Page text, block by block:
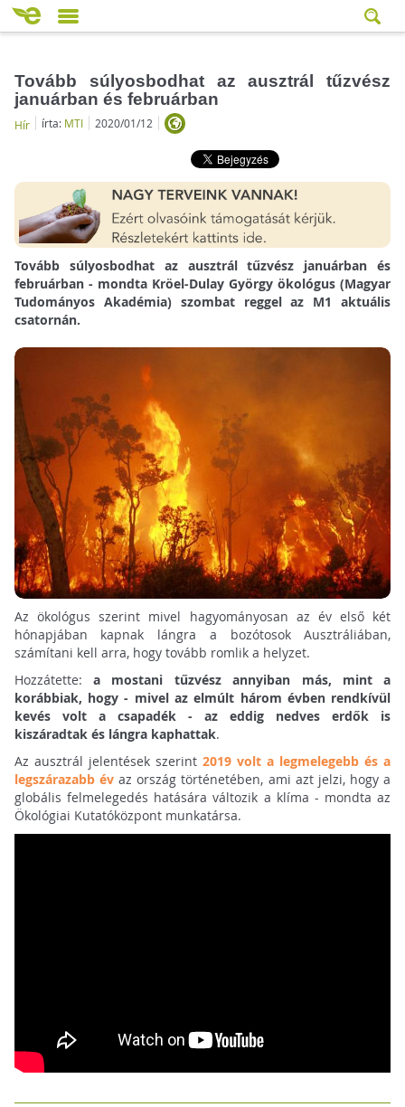
Tovább súlyosbodhat az ausztrál tűzvész
januárban és februárban
Hír írta: MTI 2020/01/12
Tovább súlyosbodhat az ausztrál tűzvész januárban és
februárban - mondta Kröel-Dulay György ökológus (Magyar
Tudományos Akadémia) szombat reggel az M1 aktuális
csatornán.
Az ökológus szerint mivel hagyományosan az év első két
hónapjában kapnak lángra a bozótosok Ausztráliában,
számítani kell arra, hogy tovább romlik a helyzet.
Hozzátette:a mostani tűzvész annyiban más, mint a
korábbiak, hogy - mivel az elmúlt három évben rendkívül
kevés volt a csapadék - az eddig nedves erdők is
kiszáradtak és lángra kaphattak.
Az ausztrál jelentések szerint 2019 volt a legmelegebb és a
legszárazabb évaz ország történetében, ami azt jelzi, hogy a
globális felmelegedés hatására változik a klíma - mondta az
Ökológiai Kutatóközpont munkatársa.